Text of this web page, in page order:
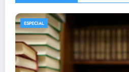
ESPECIAL MANGÁS